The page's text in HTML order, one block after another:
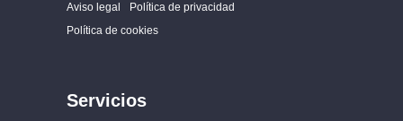
Aviso legal
Política de privacidad
Política de cookies
Servicios